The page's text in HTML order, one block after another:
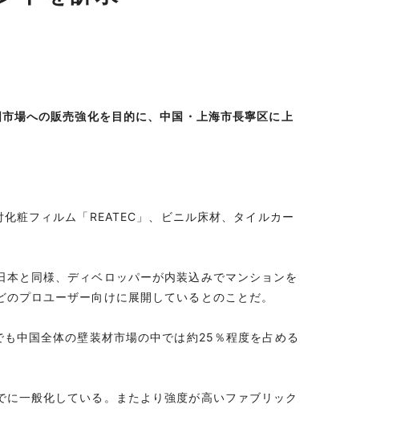
場への販売強化を目的に、中国・上海市長寧区に上
粧フィルム「REATEC」、ビニル床材、タイルカー
と同様、ディベロッパーが内装込みでマンションを
プロユーザー向けに展開しているとのことだ。
中国全体の壁装材市場の中では約25％程度を占める
一般化している。またより強度が高いファブリック